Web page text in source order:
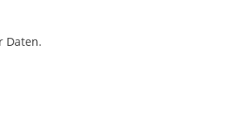
Daten.